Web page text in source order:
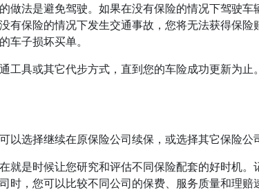
做法是避免驾驶。如果在没有保险的情况下驾驶车
有保险的情况下发生交通事故，您将无法获得保险
车子损坏买单。
具或其它代步方式，直到您的车险成功更新为止。
选择继续在原保险公司续保，或选择其它保险公
就是时候让您研究和评估不同保险配套的好时机。
时，您可以比较不同公司的保费、服务质量和理赔